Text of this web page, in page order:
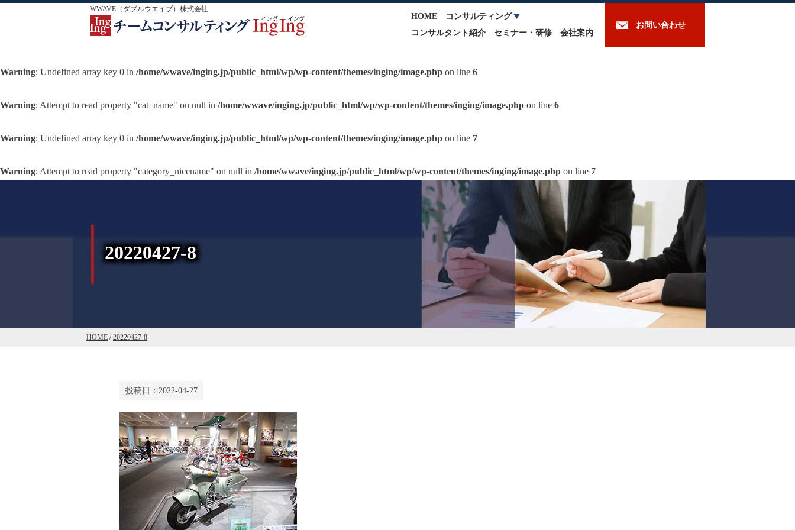
WWAVE（ダブルウエイブ）株式会社
お問い合わせ
HOME
コンサルティング
コンサルタント紹介
セミナー・研修 会社案内
Warning: Undefined array key 0 in /home/wwave/inging.jp/public_html/wp/wp-content/themes/inging/image.php on line 6
Warning: Attempt to read property "cat_name" on null in /home/wwave/inging.jp/public_html/wp/wp-content/themes/inging/image.php on line 6
Warning: Undefined array key 0 in /home/wwave/inging.jp/public_html/wp/wp-content/themes/inging/image.php on line 7
Warning: Attempt to read property "category_nicename" on null in /home/wwave/inging.jp/public_html/wp/wp-content/themes/inging/image.php on line 7
20220427-8
HOME /20220427-8
投稿日： 2022-04-27